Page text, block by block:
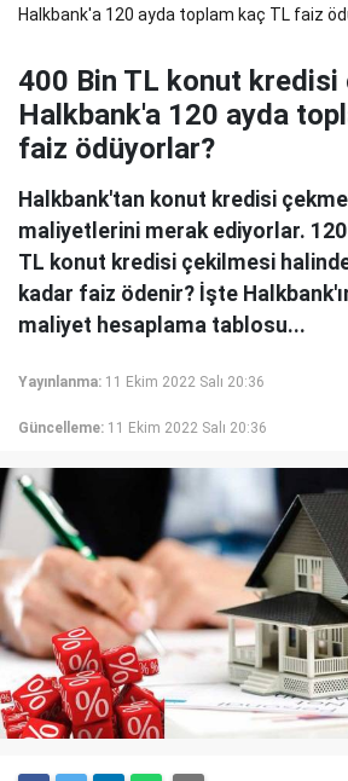
Halkbank'a 120 ayda toplam kaç TL faiz
400 Bin TL konut kredisi
Halkbank'a 120 ayda
faiz ödüyorlar?
Halkbank'tan konut kredisi
maliyetlerini merak ediyorlar. 120
TL konut kredisi çekilmesi
kadar faiz ödenir? İşte
maliyet hesaplama tablosu...
Yayınlanma: 11 Ekim 2022 Salı 20:36
Güncelleme: 11 Ekim 2022 Salı 20:36